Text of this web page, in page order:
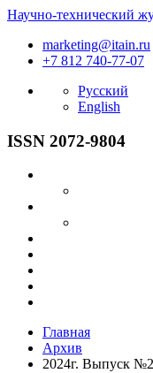
Научно-технический
marketing@itain.ru
+7 812 740-77-07
Русский
English
ISSN 2072-9804
Главная
Архив
2024г. Выпуск №2